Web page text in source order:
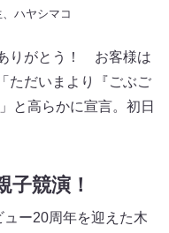
ハヤシマコ
りがとう！ お客様は
ただいまより『ごぶご
と高らかに宣言。初日
競演！
ー20周年を迎えた木